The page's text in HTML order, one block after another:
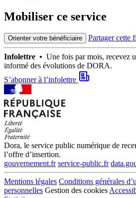
Mobiliser ce service
Orienter votre bénéficiaire Partager cette
Infolettre • Une fois par mois, recevez
informé des évolutions de DORA.
S’abonner à l’infolettre
Dora, le service public numérique de
l’offre d’insertion.
gouvernement.fr service-public.fr
Mentions légales Conditions générales
personnelles Gestion des cookies